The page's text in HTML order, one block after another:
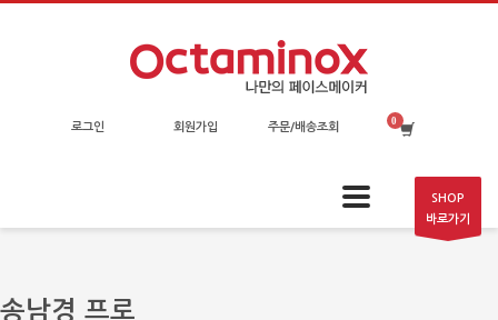
로그인 회원가입 주문/배송조회
SHOP
바로가기
송남경 프로